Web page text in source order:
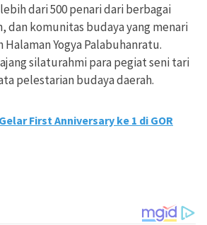
dari 500 penari dari berbagai
dan komunitas budaya yang menari
Yogya Palabuhanratu.
silaturahmi para pegiat seni tari
pelestarian budaya daerah.
First Anniversary ke 1 di GOR